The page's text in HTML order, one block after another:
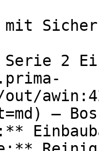
mit
Serie 2
—